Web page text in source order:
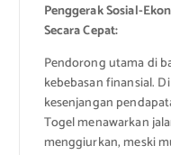
Penggerak Sosial-
Secara Cepat:
Pendorong utama di
kebebasan finansial.
kesenjangan
Togel menawarkan
menggiurkan, meski